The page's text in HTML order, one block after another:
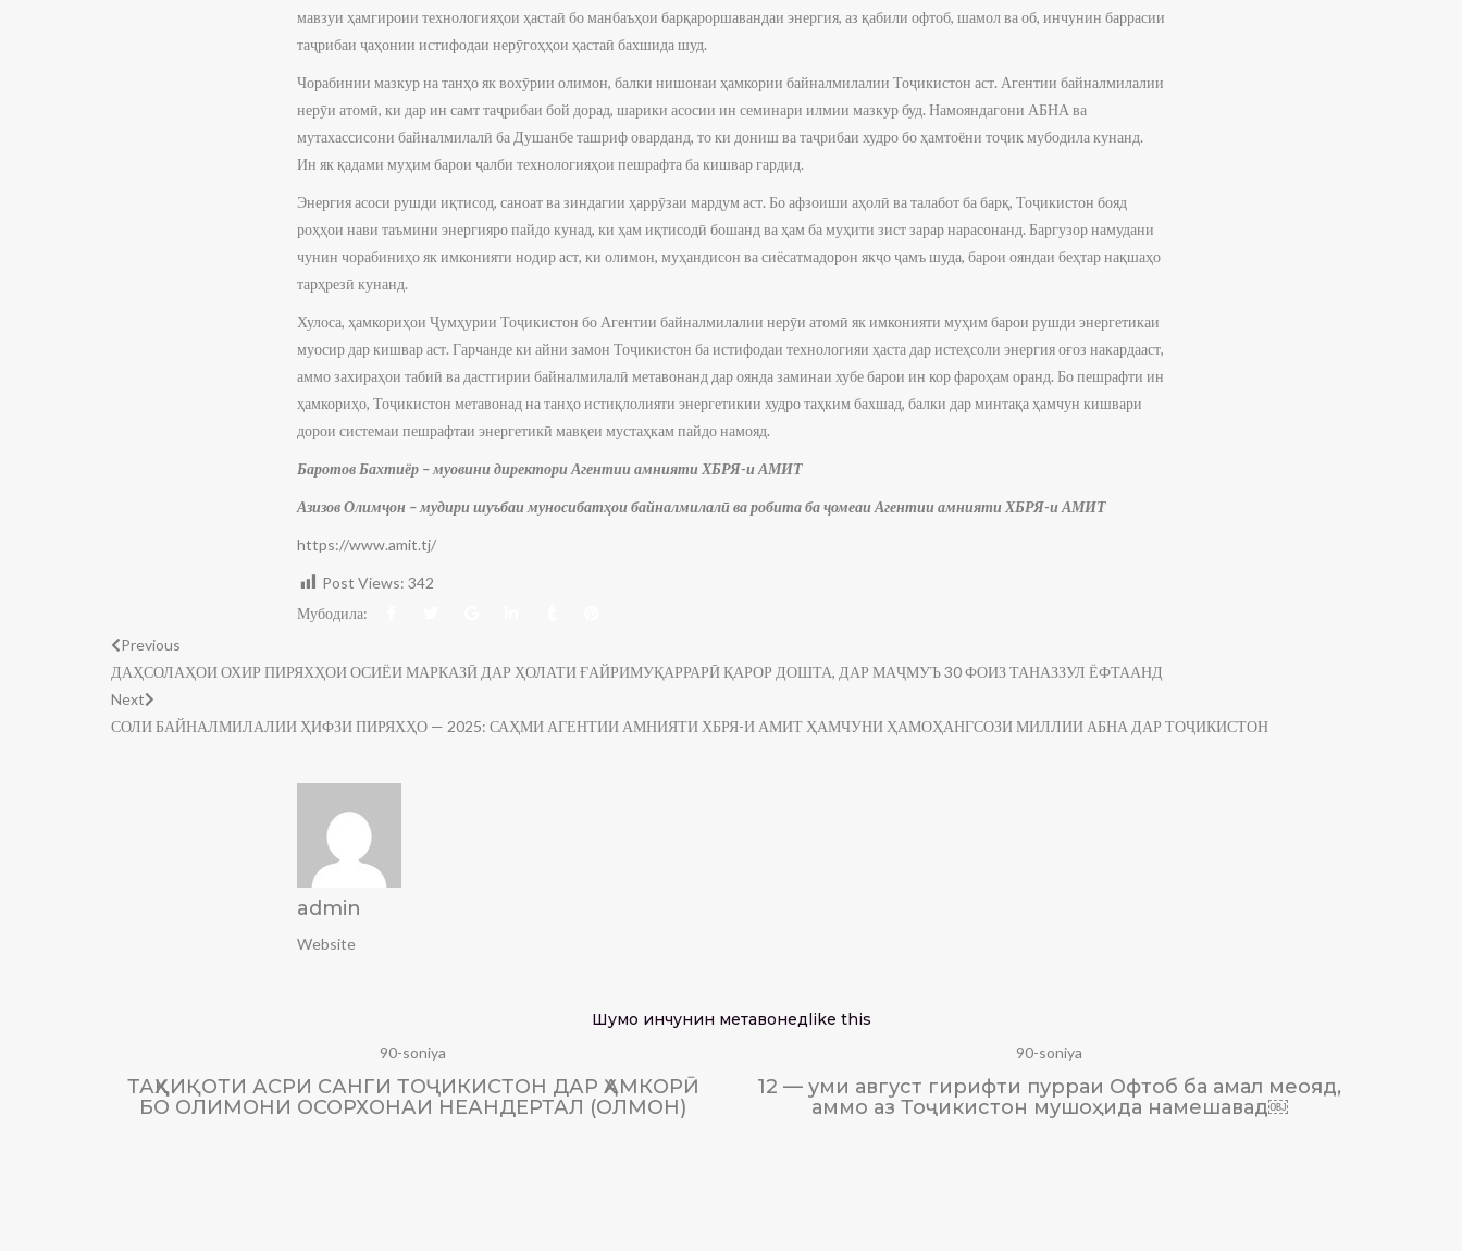
мавзуи ҳамгироии технологияҳои ҳастаӣ бо манбаъҳои барқароршавандаи энергия, аз қабили офтоб, шамол ва об, инчунин баррасии
таҷрибаи ҷаҳонии истифодаи нерӯгоҳҳои ҳастаӣ бахшида шуд.
Чорабинии мазкур на танҳо як вохӯрии олимон, балки нишонаи ҳамкории байналмилалии Тоҷикистон аст. Агентии байналмилалии
нерӯи атомӣ, ки дар ин самт таҷрибаи бой дорад, шарики асосии ин семинари илмии мазкур буд. Намояндагони АБНА ва
мутахассисони байналмилалӣ ба Душанбе ташриф оварданд, то ки дониш ва таҷрибаи худро бо ҳамтоёни тоҷик мубодила кунанд.
Ин як қадами муҳим барои ҷалби технологияҳои пешрафта ба кишвар гардид.
Энергия асоси рушди иқтисод, саноат ва зиндагии ҳаррӯзаи мардум аст. Бо афзоиши аҳолӣ ва талабот ба барқ, Тоҷикистон бояд
роҳҳои нави таъмини энергияро пайдо кунад, ки ҳам иқтисодӣ бошанд ва ҳам ба муҳити зист зарар нарасонанд. Баргузор намудани
чунин чорабиниҳо як имконияти нодир аст, ки олимон, муҳандисон ва сиёсатмадорон якҷо ҷамъ шуда, барои ояндаи беҳтар нақшаҳо
тарҳрезӣ кунанд.
Хулоса, ҳамкориҳои Ҷумҳурии Тоҷикистон бо Агентии байналмилалии нерӯи атомӣ як имконияти муҳим барои рушди энергетикаи
муосир дар кишвар аст. Гарчанде ки айни замон Тоҷикистон ба истифодаи технологияи ҳаста дар истеҳсоли энергия оғоз накардааст,
аммо захираҳои табиӣ ва дастгирии байналмилалӣ метавонанд дар оянда заминаи хубе барои ин кор фароҳам оранд. Бо пешрафти ин
ҳамкориҳо, Тоҷикистон метавонад на танҳо истиқлолияти энергетикии худро таҳким бахшад, балки дар минтақа ҳамчун кишвари
дорои системаи пешрафтаи энергетикӣ мавқеи мустаҳкам пайдо намояд.
Баротов Бахтиёр – муовини директори Агентии амнияти ХБРЯ-и АМИТ
Азизов Олимҷон – мудири шуъбаи муносибатҳои байналмилалӣ ва робита ба ҷомеаи Агентии амнияти ХБРЯ-и АМИТ
https://www.amit.tj/
Post Views: 342
Мубодила:
Previous
ДАҲСОЛАҲОИ ОХИР ПИРЯХҲОИ ОСИЁИ МАРКАЗӢ ДАР ҲОЛАТИ ҒАЙРИМУҚАРРАРӢ ҚАРОР ДОШТА, ДАР МАҶМУЪ 30 ФОИЗ ТАНАЗЗУЛ ЁФТААНД
Next
СОЛИ БАЙНАЛМИЛАЛИИ ҲИФЗИ ПИРЯХҲО — 2025: САҲМИ АГЕНТИИ АМНИЯТИ ХБРЯ-И АМИТ ҲАМЧУНИ ҲАМОҲАНГСОЗИ МИЛЛИИ АБНА ДАР ТОҶИКИСТОН
admin
Website
Шумо инчунин метавонедlike this
90-soniya
ТАҲҚИҚОТИ АСРИ САНГИ ТОҶИКИСТОН ДАР ҲАМКОРӢ
БО ОЛИМОНИ ОСОРХОНАИ НЕАНДЕРТАЛ (ОЛМОН)
90-soniya
12 — уми август гирифти пурраи Офтоб ба амал меояд,
аммо аз Тоҷикистон мушоҳида намешавад￼